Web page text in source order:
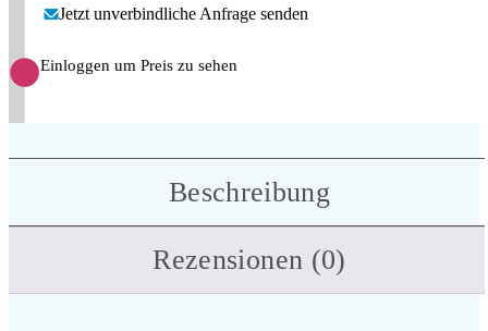
Jetzt unverbindliche Anfrage senden
Einloggen um Preis zu sehen
Beschreibung
Rezensionen (0)